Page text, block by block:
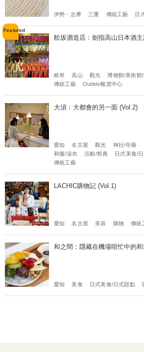
伊勢・志摩 三重 傳統工藝 日
舩坂酒造店：劍指高山日本酒主
岐阜 高山 觀光 博物館/美術館
傳統工藝
Outlets暢貨中心
大須：大都會的另一面 (Vol.2)
愛知 名古屋 觀光 神社/寺廟
和服/浴衣
活動/祭典 日式美食/
傳統工藝
LACHIC購物記 (Vol.1)
愛知 名古屋 美容 購物 傳統
和之間：隱藏在機場喧忙中的
愛知 美食 日式美食/日式甜點